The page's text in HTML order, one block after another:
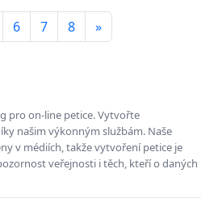
6 7 8 »
pro on-line petice. Vytvořte
našim výkonným službám. Naše
v médiích, takže vytvoření petice je
veřejnosti i těch, kteří o daných